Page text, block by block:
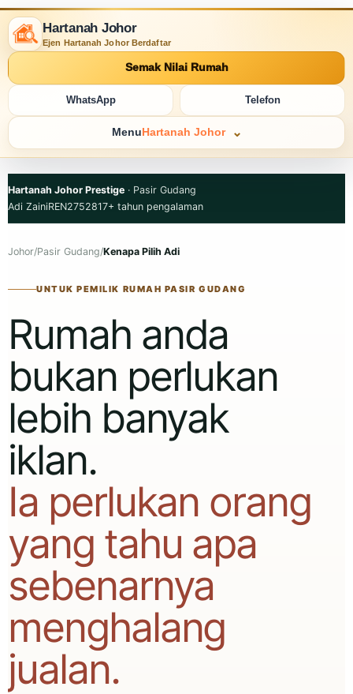
Hartanah Johor
Ejen Hartanah Johor Berdaftar
Semak Nilai Rumah
WhatsApp Telefon
Menu Hartanah Johor
Hartanah Johor Prestige · Pasir Gudang
Adi ZainiREN2752817+ tahun pengalaman
Johor/Pasir Gudang/Kenapa Pilih Adi
UNTUK PEMILIK RUMAH PASIR GUDANG
Rumah anda
bukan perlukan
lebih banyak
iklan.
Ia perlukan orang
yang tahu apa
sebenarnya
menghalang
jualan.